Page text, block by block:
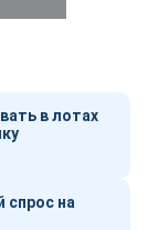
в лотах
спрос на